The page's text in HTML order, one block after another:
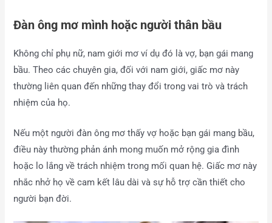
Đàn ông mơ mình hoặc người thân bầu
Không chỉ phụ nữ, nam giới mơ ví dụ đó là vợ, bạn gái mang
bầu. Theo các chuyên gia, đối với nam giới, giấc mơ này
thường liên quan đến những thay đổi trong vai trò và trách
nhiệm của họ.
Nếu một người đàn ông mơ thấy vợ hoặc bạn gái mang bầu,
điều này thường phản ánh mong muốn mở rộng gia đình
hoặc lo lắng về trách nhiệm trong mối quan hệ. Giấc mơ này
nhắc nhở họ về cam kết lâu dài và sự hỗ trợ cần thiết cho
người bạn đời.